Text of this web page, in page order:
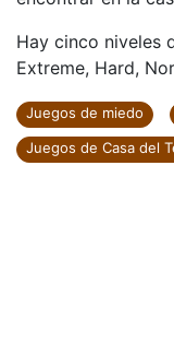
Hay cinco niveles
Extreme, Hard,
Juegos de miedo
Juegos de Casa del